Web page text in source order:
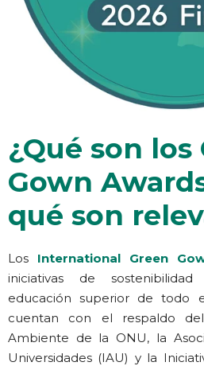
¿Qué son los
Gown
qué son
Los International Green
iniciativas de
educación superior de todo
cuentan con el respaldo
Ambiente de la ONU, la
Universidades (IAU) y la